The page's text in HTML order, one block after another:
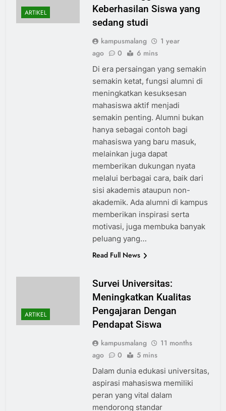
ARTIKEL
Keberhasilan Siswa yang
sedang studi
kampusmalang
1 year
ago
0 6 mins
Di era persaingan yang semakin
semakin ketat, fungsi alumni di
meningkatkan kesuksesan
mahasiswa aktif menjadi
semakin penting. Alumni bukan
hanya sebagai contoh bagi
mahasiswa yang baru masuk,
melainkan juga dapat
memberikan dukungan nyata
melalui berbagai cara, baik dari
sisi akademis ataupun non-
akademik. Ada alumni di kampus
memberikan inspirasi serta
motivasi, juga membuka banyak
peluang yang…
Read Full News
ARTIKEL
Survei Universitas:
Meningkatkan Kualitas
Pengajaran Dengan
Pendapat Siswa
kampusmalang
11 months
ago
0 5 mins
Dalam dunia edukasi universitas,
aspirasi mahasiswa memiliki
peran yang vital dalam
mendorong standar